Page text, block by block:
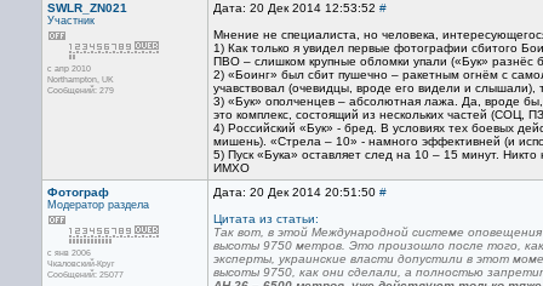
SWLR_ZN021
Участник
с апр 2010
Northampton, UK
Сообщений: 279
Дата: 20 Дек 2014 12:53:52 #
Мнение не специалиста, но человека,
1) Как только я увидел первые фотографии сбитого
ПВО – слишком крупные обломки упали («Бук» разнёс
2) «Боинг» был сбит пушечно – ракетным огнём с
учавствовал (очевидцы, вроде его видели и слышали),
3) «Бук» ополченцев – абсолютная лажа. Да, вроде
это комплекс, состоящий из нескольких частей (СОЦ,
4) Российский «Бук» - бред. В условиях тех боевых
мишень). «Стрела – 10» - намного эффективней (и
5) Пуск «Бука» оставляет след на 10 – 15 минут.
ИМХО
Фотограф
Модератор раздела
с янв 2006
Чкаловский-Круг
Сообщений: 25077
Дата: 20 Дек 2014 20:51:50 #
Цитата из статьи:
Так вот, в этой Международной системе
высоты 9750 метров. Это произошло после того,
эксперты, украинские власти допустили в этот
высоты 9750, как они сделали, а полностью